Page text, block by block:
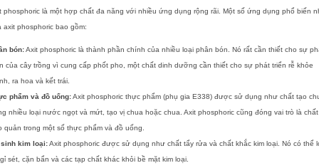
phosphoric là một hợp chất đa năng với nhiều ứng dụng rộng rãi. Một số ứng dụng phổ biến
axit phosphoric bao gồm:
bón:Axit phosphoric là thành phần chính của nhiều loại phân bón. Nó rất cần thiết cho sự
của cây trồng vì cung cấp phốt pho, một chất dinh dưỡng cần thiết cho sự phát triển rễ khỏe
ra hoa và kết trái.
phẩm và đồ uống:Axit phosphoric thực phẩm (phụ gia E338) được sử dụng như chất tạo
nhiều loại nước ngọt và mứt, tạo vị chua hoặc chua. Axit phosphoric cũng đóng vai trò là chất
quản trong một số thực phẩm và đồ uống.
sinh kim loại:Axit phosphoric được sử dụng như chất tẩy rửa và chất khắc kim loại. Nó có thể
sét, cặn bẩn và các tạp chất khác khỏi bề mặt kim loại.